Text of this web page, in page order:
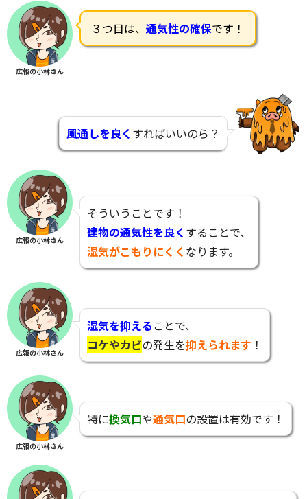
広報の小林さん
３つ目は、 通気性の確保です！
風通しを良く すればいいのら？
広報の小林さん
そういうことです！
建物の通気性を良く することで、
湿気がこもりにくく なります。
広報の小林さん
湿気を抑える ことで、
コケやカビの発生を抑えられます ！
広報の小林さん
特に換気口や通気口の設置は有効です！